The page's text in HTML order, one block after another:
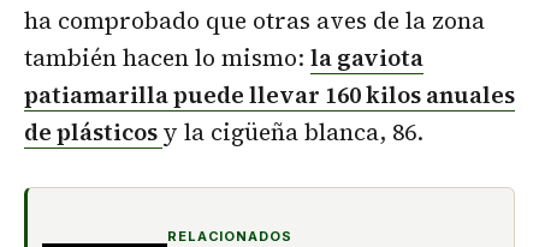
ha comprobado que otras aves de la zona
también hacen lo mismo: la gaviota
patiamarilla puede llevar 160 kilos anuales
de plásticosy la cigüeña blanca, 86.
RELACIONADOS